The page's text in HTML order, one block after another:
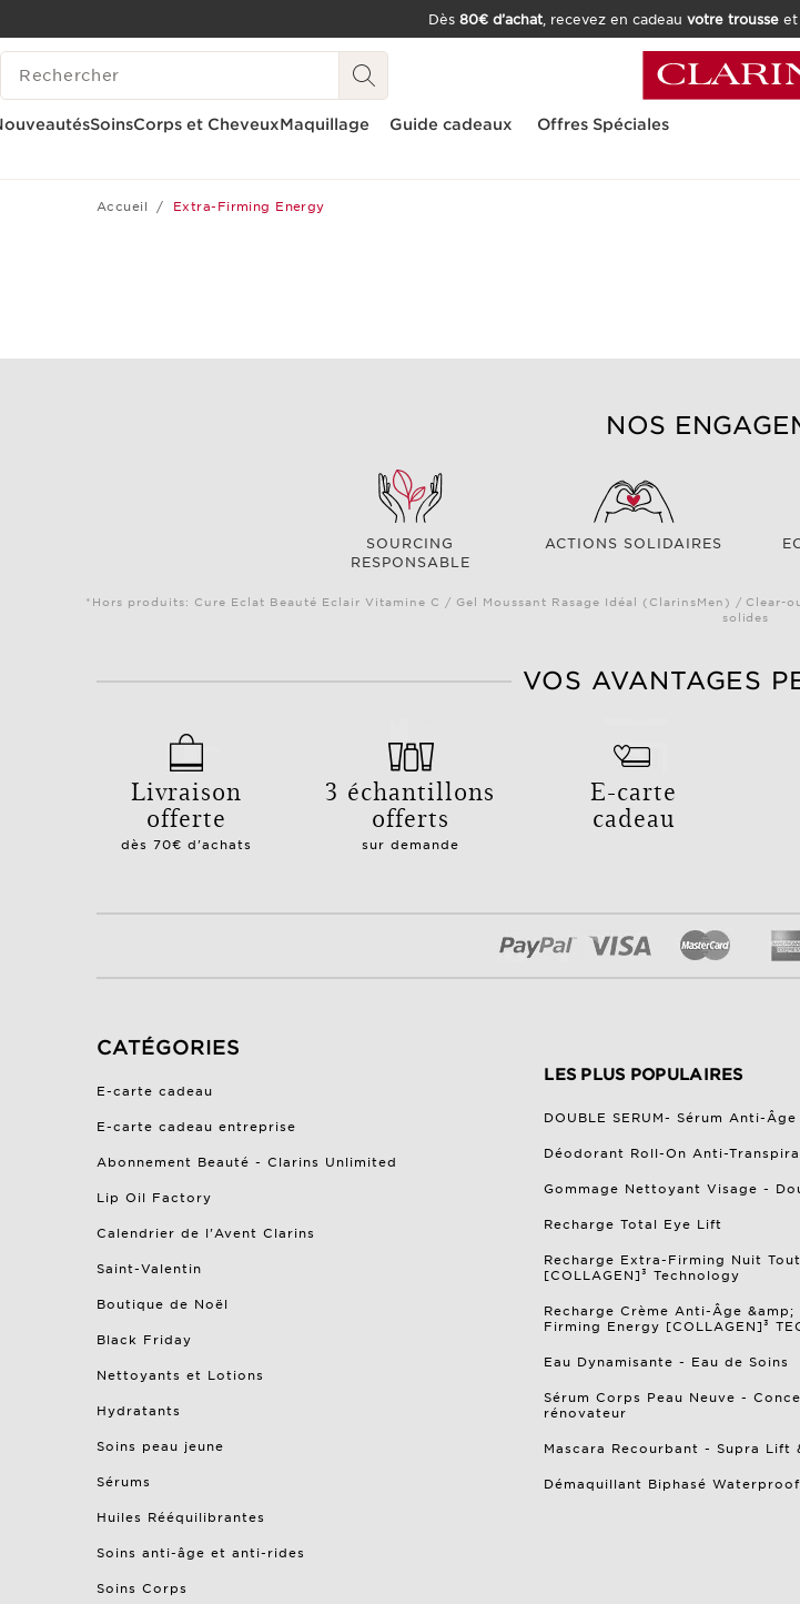
ALLER AU CONTENU
CONSULTER LE PIED DE PAGE
OUTIL D'ACCESSIBILITÉ
Dès 80€ d’achat, recevez en cadeau votre trousseet
HISTORIQUE DES RECHERCHES
SoinsCorps et CheveuxMaquillage Guide cadeaux Offres Spéciales
Accueil Extra-Firming Energy
NOS
SOURCING
RESPONSABLE
ACTIONS SOLIDAIRES
*Hors produits: Cure Eclat Beauté Eclair Vitamine C / Gel Moussant Rasage Idéal (ClarinsMen) /
solides
VOS AVANTAGES
Livraison
offerte
dès 70€ d'achats
3 échantillons
offerts
sur demande
E-carte
cadeau
CATÉGORIES
E-carte cadeau
E-carte cadeau entreprise
Abonnement Beauté - Clarins Unlimited
Lip Oil Factory
Calendrier de l'Avent Clarins
Saint-Valentin
Boutique de Noël
Black Friday
Nettoyants et Lotions
Hydratants
Soins peau jeune
Sérums
Huiles Rééquilibrantes
Soins anti-âge et anti-rides
Soins Corps
LES PLUS POPULAIRES
DOUBLE SERUM- Sérum Anti-
Déodorant Roll-On Anti-
Gommage Nettoyant Visage​ -
Recharge Total Eye Lift
Recharge Extra-Firming Nuit
[COLLAGEN]³ Technology
Recharge Crème Anti-Âge
Firming Energy [COLLAGEN]³
Eau Dynamisante - Eau de Soins
Sérum Corps Peau Neuve -
rénovateur
Mascara Recourbant - Supra Lift
Démaquillant Biphasé Waterproof